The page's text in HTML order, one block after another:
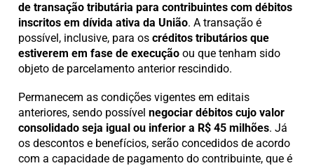
de transação tributária para contribuintes com débitos
inscritos em dívida ativa da União. A transação é
possível, inclusive, para os créditos tributários que
estiverem em fase de execução ou que tenham sido
objeto de parcelamento anterior rescindido.
Permanecem as condições vigentes em editais
anteriores, sendo possível negociar débitos cujo valor
consolidado seja igual ou inferior a R$ 45 milhões. Já
os descontos e benefícios, serão concedidos de acordo
com a capacidade de pagamento do contribuinte, que é